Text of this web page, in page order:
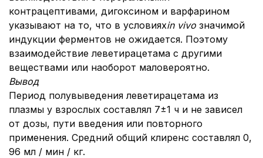
контрацептивами, дигоксином и варфарином
указывают на то, что в условияхin vivo значимой
индукции ферментов не ожидается. Поэтому
взаимодействие леветирацетама с другими
веществами или наоборот маловероятно.
Вывод
Период полувыведения леветирацетама из
плазмы у взрослых составлял 7±1 ч и не зависел
от дозы, пути введения или повторного
применения. Средний общий клиренс составлял 0,
96 мл / мин / кг.